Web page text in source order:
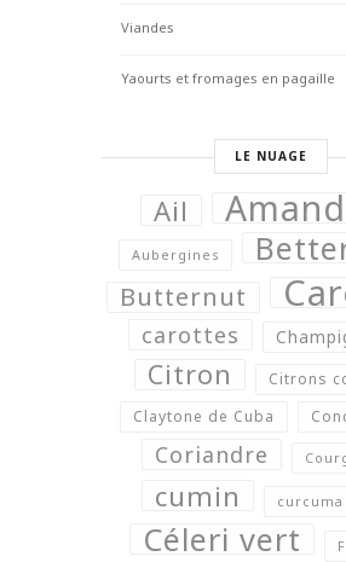
Viandes
Yaourts et fromages en pagaille
LE NUAGE
Ail
Aubergines
Butternut
carottes
Citron
Citrons
Claytone de Cuba
Coriandre
cumin
Céleri vert